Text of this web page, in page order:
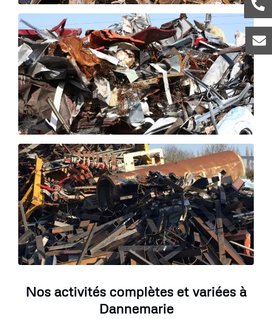
Nos activités complètes et variées à
Dannemarie